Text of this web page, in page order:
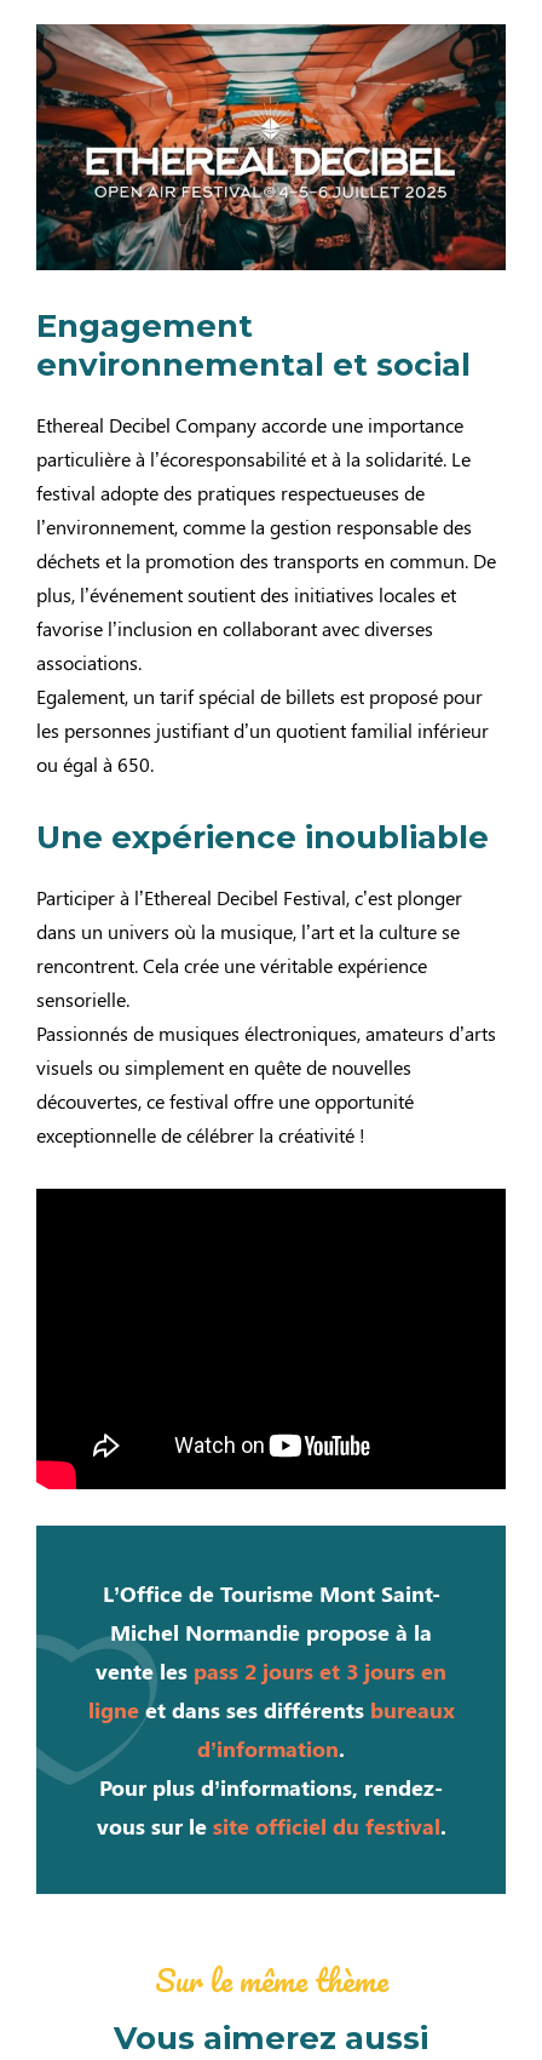
Engagement
environnemental et social
Ethereal Decibel Company accorde une importance
particulière à l’écoresponsabilité et à la solidarité. Le
festival adopte des pratiques respectueuses de
l’environnement, comme la gestion responsable des
déchets et la promotion des transports en commun. De
plus, l’événement soutient des initiatives locales et
favorise l’inclusion en collaborant avec diverses
associations.
Egalement, un tarif spécial de billets est proposé pour
les personnes justifiant d’un quotient familial inférieur
ou égal à 650.
Une expérience inoubliable
Participer à l’Ethereal Decibel Festival, c’est plonger
dans un univers où la musique, l’art et la culture se
rencontrent. Cela crée une véritable expérience
sensorielle.
Passionnés de musiques électroniques, amateurs d’arts
visuels ou simplement en quête de nouvelles
découvertes, ce festival offre une opportunité
exceptionnelle de célébrer la créativité !
L’Office de Tourisme Mont Saint-
Michel Normandie propose à la
vente les pass 2 jours et 3 jours en
ligneet dans ses différents bureaux
d’information.
Pour plus d’informations, rendez-
vous sur le site officiel du festival.
Sur le même thème
Vous aimerez aussi